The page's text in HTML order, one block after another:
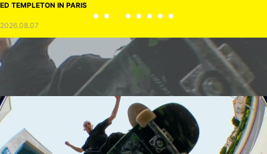
ED TEMPLETON IN PARIS
2026.08.07